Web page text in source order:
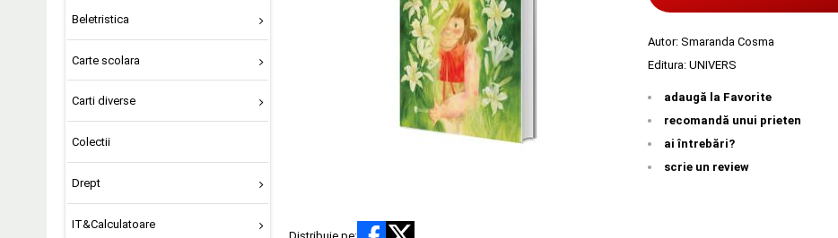
Beletristica
Carte scolara
Carti diverse
Colectii
Drept
IT&Calculatoare
Autor: Smaranda Cosma
Editura: UNIVERS
adaugă la Favorite
recomandă unui prieten
ai întrebări?
scrie un review